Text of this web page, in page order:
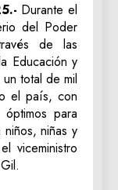
Durante el
del Poder
de las
Educación y
total de mil
el país, con
para
niñas y
viceministro